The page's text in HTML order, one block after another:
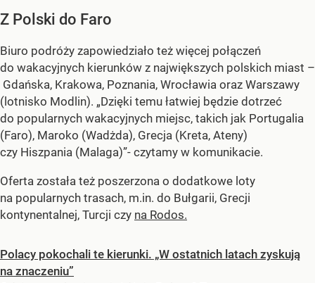
Z Polski do Faro
Biuro podróży zapowiedziało też więcej połączeń
do wakacyjnych kierunków z największych polskich miast –
Gdańska, Krakowa, Poznania, Wrocławia oraz Warszawy
(lotnisko Modlin). „Dzięki temu łatwiej będzie dotrzeć
do popularnych wakacyjnych miejsc, takich jak Portugalia
(Faro), Maroko (Wadżda), Grecja (Kreta, Ateny)
czy Hiszpania (Malaga)”- czytamy w komunikacie.
Oferta została też poszerzona o dodatkowe loty
na popularnych trasach, m.in. do Bułgarii, Grecji
kontynentalnej, Turcji czy na Rodos.
Polacy pokochali te kierunki. „W ostatnich latach zyskują
na znaczeniu”